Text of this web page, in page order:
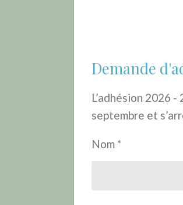
Demande
L’adhésion 2026
septembre et
Nom *